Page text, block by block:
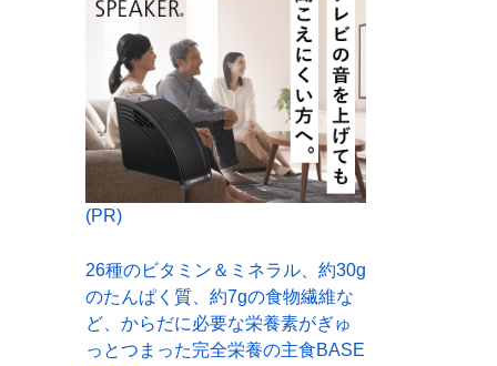
(PR)
26種のビタミン＆ミネラル、約30g
のたんぱく質、約7gの食物繊維な
ど、からだに必要な栄養素がぎゅ
っとつまった完全栄養の主食BASE